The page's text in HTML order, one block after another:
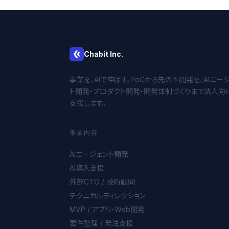
Chabit Inc.
事業を、AIで伸ばす。PoCから先の本開発を、AIエー
ト開発・プロダクト開発・開発体制づくりまで法人向
支援します。
事業内容
AIエージェント開発
AI導入支援
外部CTO / 技術顧問
テクニカルディレクション
MVP / アプリ・Web開発
要件整理 / 発注支援